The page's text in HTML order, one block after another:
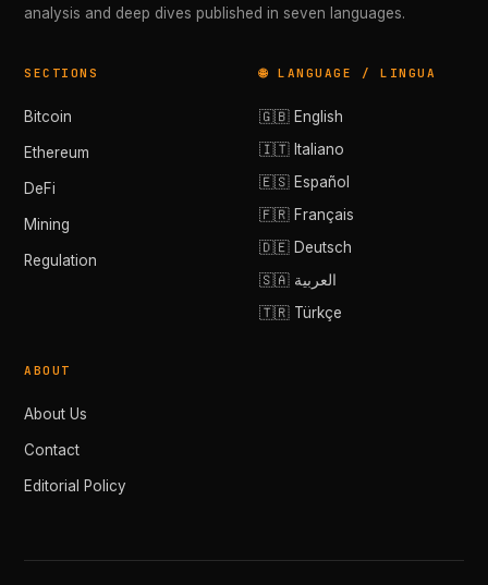
analysis and deep dives published in seven languages.
SECTIONS
Bitcoin
Ethereum
DeFi
Mining
Regulation
🌐 LANGUAGE / LINGUA
🇬🇧 English
🇮🇹 Italiano
🇪🇸 Español
🇫🇷 Français
🇩🇪 Deutsch
🇸🇦 العربية
🇹🇷 Türkçe
ABOUT
About Us
Contact
Editorial Policy